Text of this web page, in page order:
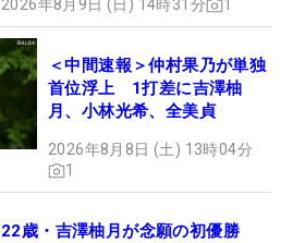
2026年8月9日 (日) 14時31分 1
＜中間速報＞仲村果乃が単独
首位浮上 1打差に吉澤柚
月、小林光希、全美貞
2026年8月8日 (土) 13時04分
1
22歳・吉澤柚月が念願の初優勝